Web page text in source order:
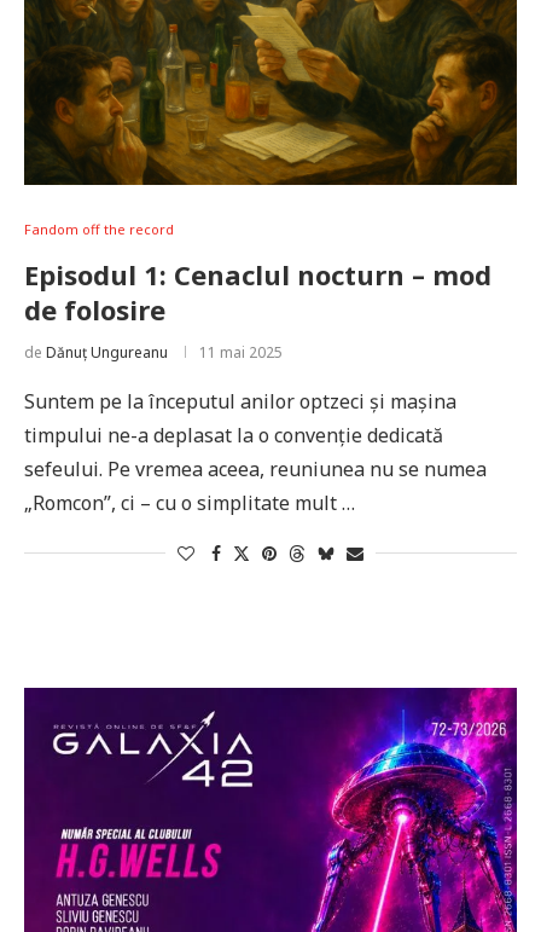
Fandom off the record
Episodul 1: Cenaclul nocturn – mod
de folosire
de Dănuț Ungureanu 11 mai 2025
Suntem pe la începutul anilor optzeci și mașina
timpului ne-a deplasat la o convenție dedicată
sefeului. Pe vremea aceea, reuniunea nu se numea
„Romcon”, ci – cu o simplitate mult …